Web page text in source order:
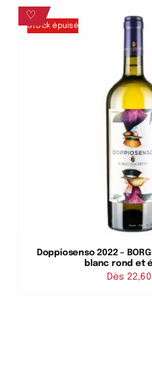
Stock épuisé
♡
Doppiosenso 2022 –
blanc rond et
Dès